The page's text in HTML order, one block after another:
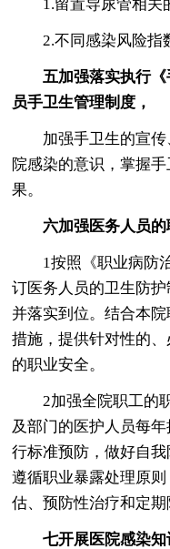
1.留置导尿管相关的
2.不同感染风险指数
五加强落实执行
员手卫生管理制度，
加强手卫生的宣传
院感染的意识，掌握
果。
六加强医务人员
1按照《职业病防治
订医务人员的卫生防
并落实到位。结合本
措施，提供针对性的
的职业安全。
2加强全院职工的职
及部门的医护人员每
行标准预防，做好自
遵循职业暴露处理原
估、预防性治疗和定期
七开展医院感染